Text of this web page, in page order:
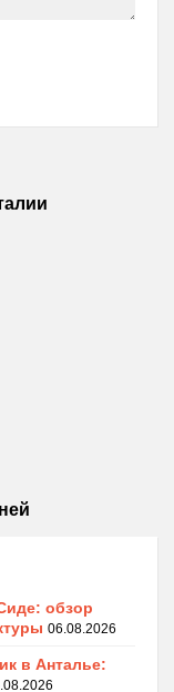
обзор
06.08.2026
в Анталье: